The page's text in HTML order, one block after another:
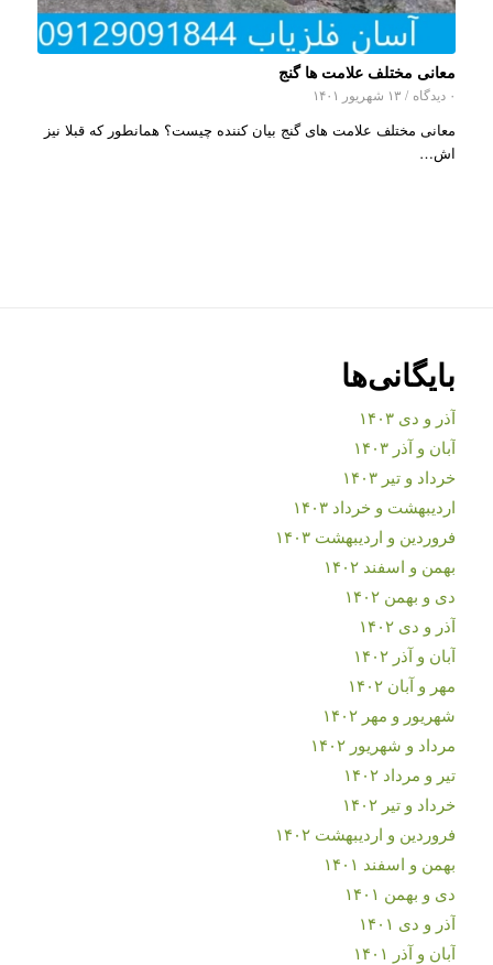
معانی مختلف علامت ها گنج
۰ دیدگاه / ۱۳ شهریور ۱۴۰۱
معانی مختلف علامت های گنج بیان کننده چیست؟ همانطور که قبلا نیز
اش…
بایگانی‌ها
آذر و دی ۱۴۰۳
آبان و آذر ۱۴۰۳
خرداد و تیر ۱۴۰۳
اردیبهشت و خرداد ۱۴۰۳
فروردین و اردیبهشت ۱۴۰۳
بهمن و اسفند ۱۴۰۲
دی و بهمن ۱۴۰۲
آذر و دی ۱۴۰۲
آبان و آذر ۱۴۰۲
مهر و آبان ۱۴۰۲
شهریور و مهر ۱۴۰۲
مرداد و شهریور ۱۴۰۲
تیر و مرداد ۱۴۰۲
خرداد و تیر ۱۴۰۲
فروردین و اردیبهشت ۱۴۰۲
بهمن و اسفند ۱۴۰۱
دی و بهمن ۱۴۰۱
آذر و دی ۱۴۰۱
آبان و آذر ۱۴۰۱